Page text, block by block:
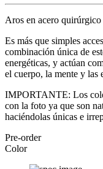
Aros en acero
Es más que simples
combinación única de
energéticas, y actúan
el cuerpo, la mente y las
IMPORTANTE: Los
con la foto ya que son
haciéndolas únicas e
Pre-order
Color